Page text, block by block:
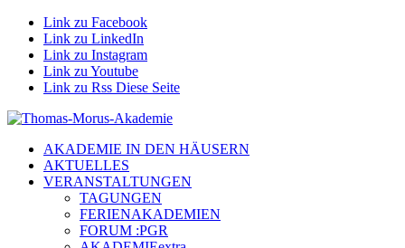
Link zu Facebook
Link zu LinkedIn
Link zu Instagram
Link zu Youtube
Link zu Rss Diese Seite
AKADEMIE IN DEN HÄUSERN
AKTUELLES
VERANSTALTUNGEN
TAGUNGEN
FERIENAKADEMIEN
FORUM :PGR